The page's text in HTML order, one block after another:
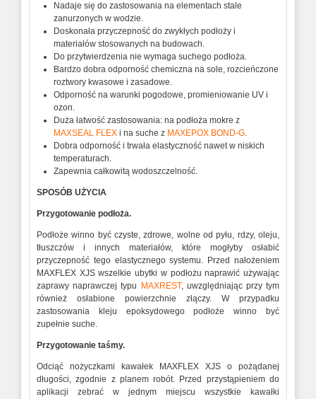
Nadaje się do zastosowania na elementach stale
zanurzonych w wodzie.
Doskonała przyczepność do zwykłych podłoży i
materiałów stosowanych na budowach.
Do przytwierdzenia nie wymaga suchego podłoża.
Bardzo dobra odporność chemiczna na sole, rozcieńczone
roztwory kwasowe i zasadowe.
Odporność na warunki pogodowe, promieniowanie UV i
ozon.
Duża łatwość zastosowania: na podłoża mokre z
MAXSEAL FLEX i na suche z MAXEPOX BOND-G.
Dobra odporność i trwała elastyczność nawet w niskich
temperaturach.
Zapewnia całkowitą wodoszczelność.
SPOSÓB UŻYCIA
Przygotowanie podłoża.
Podłoże winno być czyste, zdrowe, wolne od pyłu, rdzy, oleju,
tłuszczów i innych materiałów, które mogłyby osłabić
przyczepność tego elastycznego systemu. Przed nałożeniem
MAXFLEX XJS wszelkie ubytki w podłożu naprawić używając
zaprawy naprawczej typu
MAXREST, uwzględniając przy tym
również osłabione powierzchnie złączy. W przypadku
zastosowania kleju epoksydowego podłoże winno być
zupełnie suche.
Przygotowanie taśmy.
Odciąć nożyczkami kawałek MAXFLEX XJS o pożądanej
długości, zgodnie z planem robót. Przed przystąpieniem do
aplikacji zebrać w jednym miejscu wszystkie kawałki